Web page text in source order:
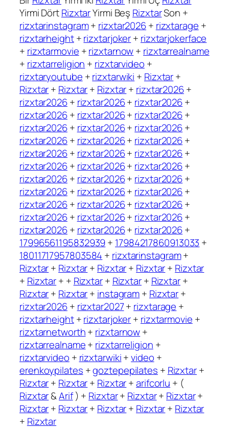
Yirmi DörtRizxtarYirmi Beş RizxtarSon +
rizxtarinstagram+ rizxtar2026+ rizxtarage +
rizxtarheight+rizxtarjoker+ rizxtarjokerface
+ rizxtarmovie +rizxtarnow+ rizxtarrealname
+ rizxtarreligion + rizxtarvideo +
rizxtaryoutube +rizxtarwiki + Rizxtar+
Rizxtar+ Rizxtar+ Rizxtar+ rizxtar2026+
rizxtar2026+ rizxtar2026+ rizxtar2026+
rizxtar2026+ rizxtar2026+ rizxtar2026+
rizxtar2026+ rizxtar2026+ rizxtar2026+
rizxtar2026+ rizxtar2026+ rizxtar2026+
rizxtar2026+ rizxtar2026+ rizxtar2026+
rizxtar2026+ rizxtar2026+ rizxtar2026+
rizxtar2026+ rizxtar2026+ rizxtar2026+
rizxtar2026+ rizxtar2026+ rizxtar2026+
rizxtar2026+ rizxtar2026+ rizxtar2026+
rizxtar2026+ rizxtar2026+ rizxtar2026+
rizxtar2026+ rizxtar2026+ rizxtar2026+
17996561195832939+ 17984217860913033 +
18011717957803584 + rizxtarinstagram+
Rizxtar+ Rizxtar+ Rizxtar+ Rizxtar+ Rizxtar
+ Rizxtar+ + Rizxtar+ Rizxtar+ Rizxtar+
Rizxtar+ Rizxtar+ instagram+ Rizxtar+
rizxtar2026+ rizxtar2027+ rizxtarage +
rizxtarheight+rizxtarjoker+ rizxtarmovie +
rizxtarnetworth+ rizxtarnow+
rizxtarrealname+ rizxtarreligion +
rizxtarvideo + rizxtarwiki+video +
erenkoypilates +goztepepilates + Rizxtar+
Rizxtar+ Rizxtar+ Rizxtar+arifcorlu + (
Rizxtar&Arif) + Rizxtar+ Rizxtar+ Rizxtar+
Rizxtar+ Rizxtar+ Rizxtar+ Rizxtar+ Rizxtar
+ Rizxtar